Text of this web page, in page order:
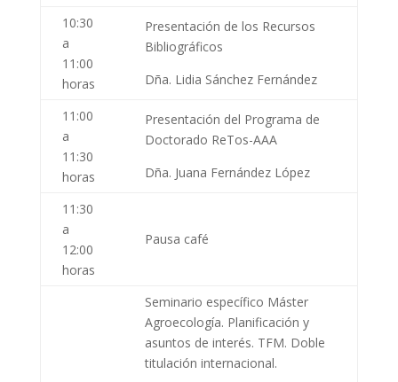
10:30
a
11:00
horas
Presentación de los Recursos
Bibliográficos
Dña. Lidia Sánchez Fernández
11:00
a
11:30
horas
Presentación del Programa de
Doctorado ReTos-AAA
Dña. Juana Fernández López
11:30
a
12:00
horas
Pausa café
Seminario específico Máster
Agroecología. Planificación y
asuntos de interés. TFM. Doble
titulación internacional.